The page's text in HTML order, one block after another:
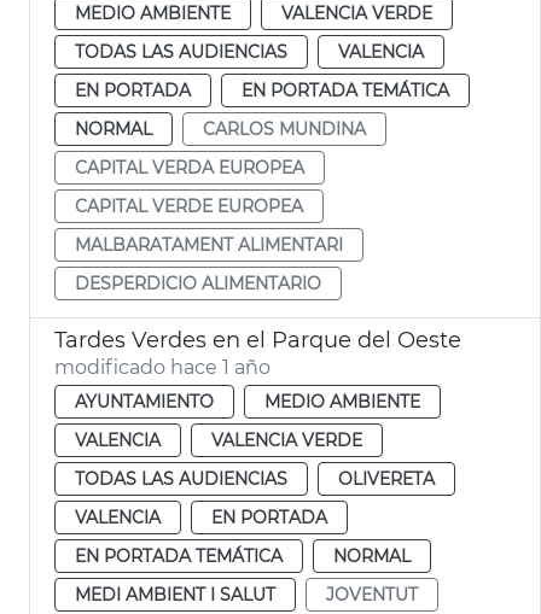
MEDIO AMBIENTE
VALENCIA VERDE
TODAS LAS AUDIENCIAS
VALENCIA
EN PORTADA
EN PORTADA TEMÁTICA
NORMAL
CARLOS MUNDINA
CAPITAL VERDA EUROPEA
CAPITAL VERDE EUROPEA
MALBARATAMENT ALIMENTARI
DESPERDICIO ALIMENTARIO
Tardes Verdes en el Parque del Oeste
modificado hace 1 año
AYUNTAMIENTO
MEDIO AMBIENTE
VALENCIA
VALENCIA VERDE
TODAS LAS AUDIENCIAS
OLIVERETA
VALENCIA
EN PORTADA
EN PORTADA TEMÁTICA
NORMAL
MEDI AMBIENT I SALUT
JOVENTUT